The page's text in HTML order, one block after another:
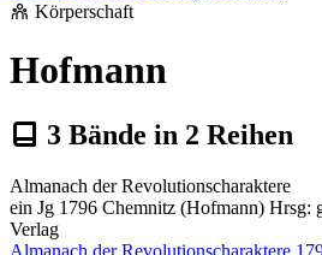
Körperschaft
Hofmann
3 Bände in 2 Reihen
Almanach der Revolutionscharaktere
ein Jg 1796 Chemnitz (Hofmann) Hrsg:
Verlag
Almanach der Revolutionscharaktere